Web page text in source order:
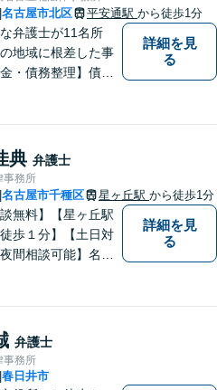
名古屋市北区 平安通駅 から徒歩1分
弁護士が11名所
地域に根差した事
・債務整理】債務
・遺言】他士業と
安通駅1分】
詳細を見
る
典 弁護士
事務所
名古屋市千種区 星ヶ丘駅 から徒歩1分
談無料】【星ヶ丘駅
歩１分】【土日対
間相談可能】名古
詳細を見
る
弁護士
事務所
春日井市